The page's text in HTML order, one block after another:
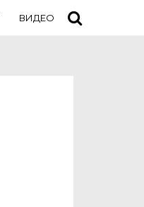
ВИДЕО ТУРИСТАМ